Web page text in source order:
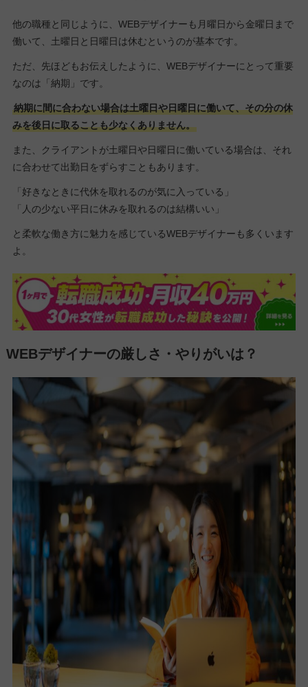
他の職種と同じように、WEBデザイナーも月曜日から金曜日まで
働いて、土曜日と日曜日は休むというのが基本です。
ただ、先ほどもお伝えしたように、WEBデザイナーにとって重要
なのは「納期」です。
納期に間に合わない場合は土曜日や日曜日に働いて、その分の休
みを後日に取ることも少なくありません。
また、クライアントが土曜日や日曜日に働いている場合は、それ
に合わせて出勤日をずらすこともあります。
「好きなときに代休を取れるのが気に入っている」
「人の少ない平日に休みを取れるのは結構いい」
と柔軟な働き方に魅力を感じているWEBデザイナーも多くいます
よ。
WEBデザイナーの厳しさ・やりがいは？